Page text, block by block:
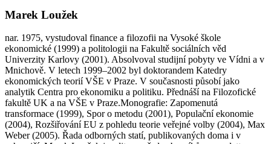
Marek Loužek
nar. 1975, vystudoval finance a filozofii na Vysoké škole
ekonomické (1999) a politologii na Fakultě sociálních věd
Univerzity Karlovy (2001). Absolvoval studijní pobyty ve Vídni a v
Mnichově. V letech 1999–2002 byl doktorandem Katedry
ekonomických teorií VŠE v Praze. V současnosti působí jako
analytik Centra pro ekonomiku a politiku. Přednáší na Filozofické
fakultě UK a na VŠE v Praze.Monografie: Zapomenutá
transformace (1999), Spor o metodu (2001), Populační ekonomie
(2004), Rozšiřování EU z pohledu teorie veřejné volby (2004), Max
Weber (2005). Řada odborných statí, publikovaných doma i v